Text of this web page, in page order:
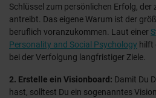
Schlüssel zum persönlichen Erfolg,
antreibt. Das eigene Warum ist der
beruflich voranzukommen. Laut einer
Personality and Social Psychology hilft
bei der Verfolgung langfristiger Ziele.
2. Erstelle ein Visionboard: Damit Du
hast, solltest Du ein sogenanntes